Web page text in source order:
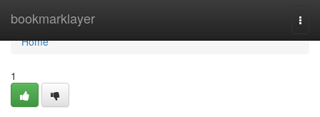
bookmarklayer
Home
Home
1